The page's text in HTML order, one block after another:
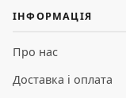
ІНФОРМАЦІЯ
Про нас
Доставка і оплата